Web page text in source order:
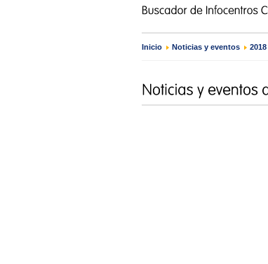
Inicio › Noticias y eventos › 2018